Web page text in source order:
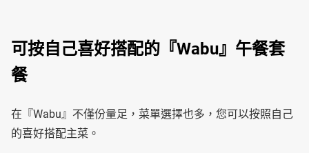
可按自己喜好搭配的『Wabu』午餐套
餐
在『Wabu』不僅份量足，菜單選擇也多，您可以按照自己
的喜好搭配主菜。